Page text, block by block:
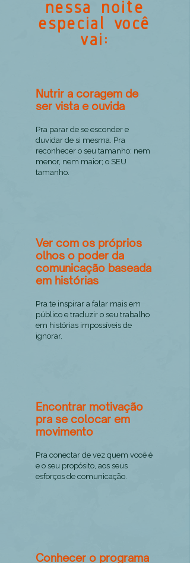
nessa noite
especial você
vai:
Nutrir a coragem de
ser vista e ouvida
Pra parar de se esconder e
duvidar de si mesma. Pra
reconhecer o seu tamanho: nem
menor, nem maior; o SEU
tamanho.
Ver com os próprios
olhos o poder da
comunicação baseada
em histórias
Pra te inspirar a falar mais em
público e traduzir o seu trabalho
em histórias impossíveis de
ignorar.
Encontrar motivação
pra se colocar em
movimento
Pra conectar de vez quem você é
e o seu propósito, aos seus
esforços de comunicação.
Conhecer o programa